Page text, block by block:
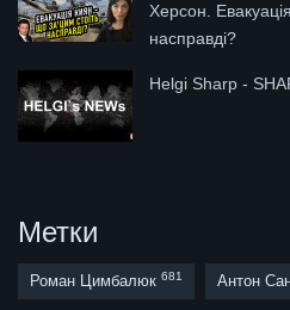
Херсон.
насправді?
Helgi Sharp -
Метки
Роман Цимбалюк 681 Антон